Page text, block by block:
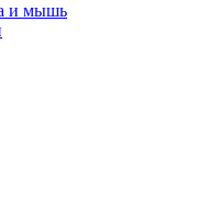
и мышь